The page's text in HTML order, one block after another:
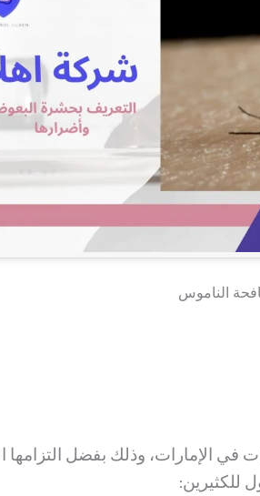
الناموس
الإمارات، وذلك بفضل التزامها
للكثيرين: